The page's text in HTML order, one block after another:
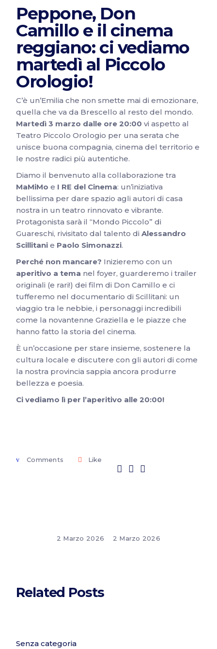
Peppone, Don
Camillo e il cinema
reggiano: ci vediamo
martedì al Piccolo
Orologio!
C’è un’Emilia che non smette mai di emozionare,
quella che va da Brescello al resto del mondo.
Martedì 3 marzo dalle ore 20:00 vi aspetto al
Teatro Piccolo Orologio per una serata che
unisce buona compagnia, cinema del territorio e
le nostre radici più autentiche.
Diamo il benvenuto alla collaborazione tra
MaMiMo e I RE del Cinema: un’iniziativa
bellissima per dare spazio agli autori di casa
nostra in un teatro rinnovato e vibrante.
Protagonista sarà il “Mondo Piccolo” di
Guareschi, rivisitato dal talento di Alessandro
Scillitanie Paolo Simonazzi.
Perché non mancare? Inizieremo con un
aperitivo a tema nel foyer, guarderemo i trailer
originali (e rari!) dei film di Don Camillo e ci
tufferemo nel documentario di Scillitani: un
viaggio tra le nebbie, i personaggi incredibili
come la novantenne Graziella e le piazze che
hanno fatto la storia del cinema.
È un’occasione per stare insieme, sostenere la
cultura locale e discutere con gli autori di come
la nostra provincia sappia ancora produrre
bellezza e poesia.
Ci vediamo lì per l’aperitivo alle 20:00!
Comments Like
2 Marzo 2026 2 Marzo 2026
Related Posts
Senza categoria